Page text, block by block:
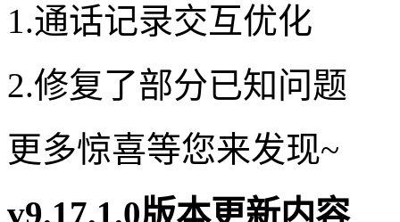
1.通话记录交互优化
2.修复了部分已知问题
更多惊喜等您来发现~
v9.17.1.0版本更新内容